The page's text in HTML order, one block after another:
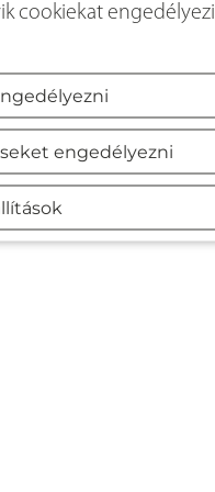
cookiekat engedélyezi
engedélyezni